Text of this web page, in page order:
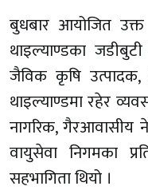
बुधबार आयोजित उक्त
थाइल्याण्डका
जैविक कृषि उत्पादक,
थाइल्याण्डमा रहेर
नागरिक, गैरआवासीय
वायुसेवा निगमका
सहभागिता थियो ।